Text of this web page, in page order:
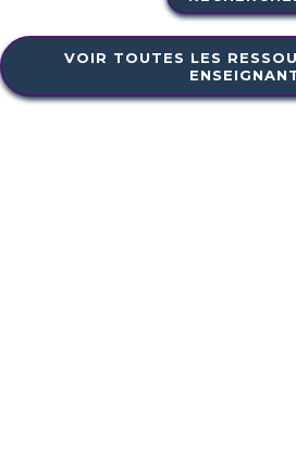
VOIR TOUTES LES